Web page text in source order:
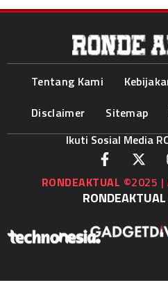
Tentang Kami
Disclaimer
Sitemap
Ikuti Sosial Media
RONDEAKTUAL ©2025 |